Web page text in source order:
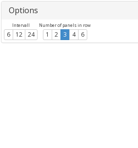
Options
Intervall
6 12 24
Number of panels in row
1 2 3 4 6